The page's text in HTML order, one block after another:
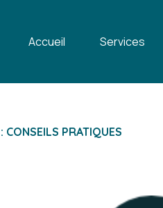
Accueil Services
CONSEILS PRATIQUES